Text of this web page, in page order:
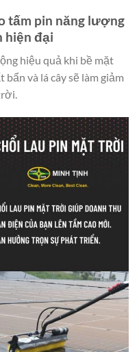
tấm pin năng lượng
hiện đại
hiệu quả khi bề mặt
và lá cây sẽ làm giảm